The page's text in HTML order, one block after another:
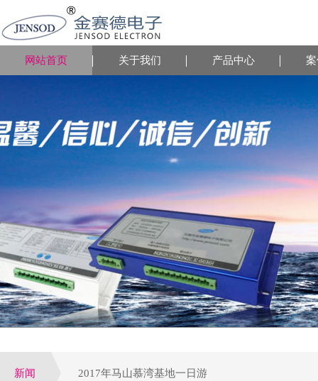
网站首页 关于我们 产品中心
新闻 2017年马山慕湾基地一日游